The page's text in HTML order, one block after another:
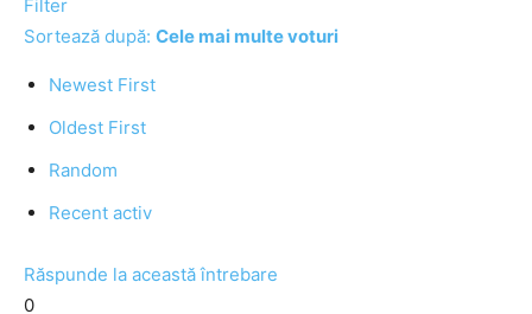
Filter
Sortează după: Cele mai multe voturi
Newest First
Oldest First
Random
Recent activ
Răspunde la această întrebare
0